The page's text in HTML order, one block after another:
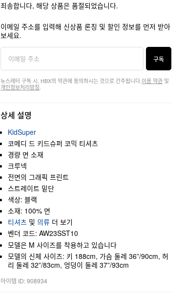
죄송합니다, 해당 상품은 품절되었습니다.
이메일 주소를 입력해 신상품 론칭 및 할인 정보를 먼저 받아
보세요.
구독
뉴스레터 구독 시, HBX의 약관에 동의하시는 것으로 간주됩니다. 이용 약관 및
개인정보처리방침
상세 설명
KidSuper
코메디 드 키드슈퍼 코믹 티셔츠
경량 면 소재
크루넥
전면의 그래픽 프린트
스트레이트 밑단
색상: 블랙
소재: 100% 면
티셔츠 및 의류 더 보기
벤더 코드: AW23SST10
모델은 M 사이즈를 착용하고 있습니다
모델의 신체 사이즈: 키 188cm, 가슴 둘레 36”/90cm, 허
리 둘레 32”/83cm, 엉덩이 둘레 37”/93cm
아이템 ID: 908934